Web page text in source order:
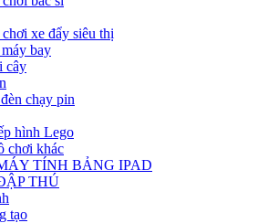
xe đẩy siêu thị
bay
cây
chạy pin
hình Lego
chơi khác
TÍNH BẢNG IPAD
THÚ
tạo